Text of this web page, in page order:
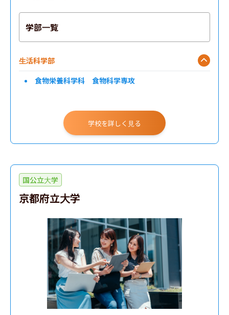
学部一覧
生活科学部
食物栄養科学科 食物科学専攻
学校を詳しく見る
国公立大学
京都府立大学